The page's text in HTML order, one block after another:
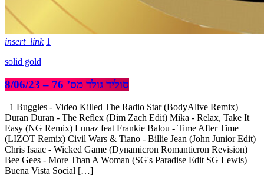
insert_link 1
solid gold
סוליד גולד מס’ 76 – 8/06/23
1 Buggles - Video Killed The Radio Star (BodyAlive Remix)
Duran Duran - The Reflex (Dim Zach Edit) Mika - Relax, Take It
Easy (NG Remix) Lunaz feat Frankie Balou - Time After Time
(LIZOT Remix) Civil Wars & Tiano - Billie Jean (John Junior Edit)
Chris Isaac - Wicked Game (Dynamicron Romanticron Revision)
Bee Gees - More Than A Woman (SG's Paradise Edit SG Lewis)
Buena Vista Social […]